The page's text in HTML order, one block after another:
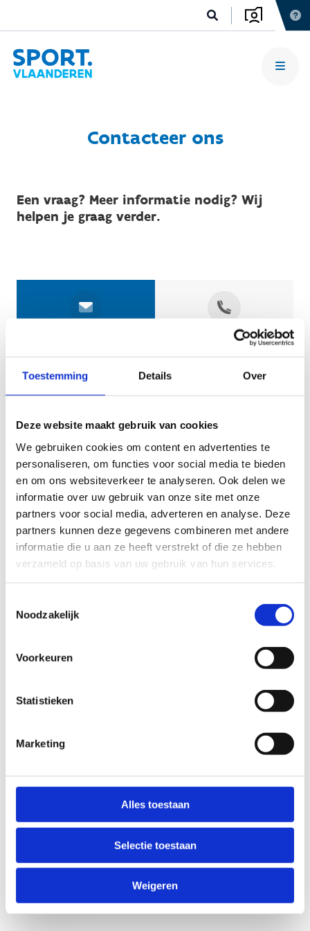
Toestemming Details Over
Deze website maakt gebruik van cookies
We gebruiken cookies om content en advertenties te
personaliseren, om functies voor social media te bieden
en om ons websiteverkeer te analyseren. Ook delen we
informatie over uw gebruik van onze site met onze
partners voor social media, adverteren en analyse. Deze
partners kunnen deze gegevens combineren met andere
informatie die u aan ze heeft verstrekt of die ze hebben
verzameld op basis van uw gebruik van hun services.
Noodzakelijk
Voorkeuren
Statistieken
Marketing
Alles toestaan
Selectie toestaan
Weigeren
Contacteer ons
Een vraag? Meer informatie nodig? Wij
helpen je graag verder.
Geef aan tot welk domein jouw vraag behoort
KIES EEN DOMEIN
Jouw vraag
Anti-Robot Verification
Click to start verification
Verzend